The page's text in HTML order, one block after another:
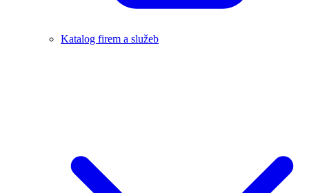
Katalog firem a služeb